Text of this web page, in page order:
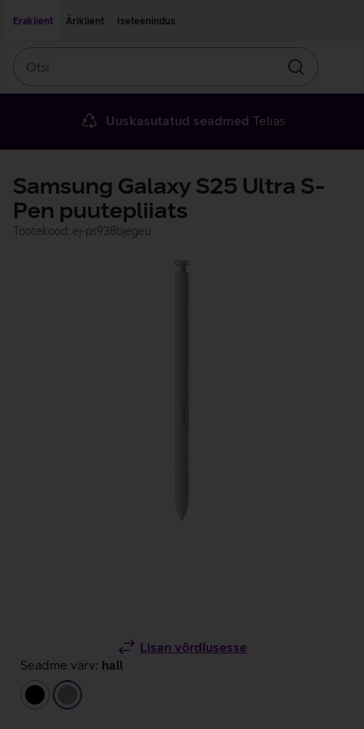
Eraklient
Äriklient Iseteenindus
Otsin
Uuskasutatud seadmed Telias
Samsung Galaxy S25 Ultra S-
Pen puutepliiats
Tootekood: ej-ps938bjegeu
Lisan võrdlusesse
Seadme värv: hall
must
hall